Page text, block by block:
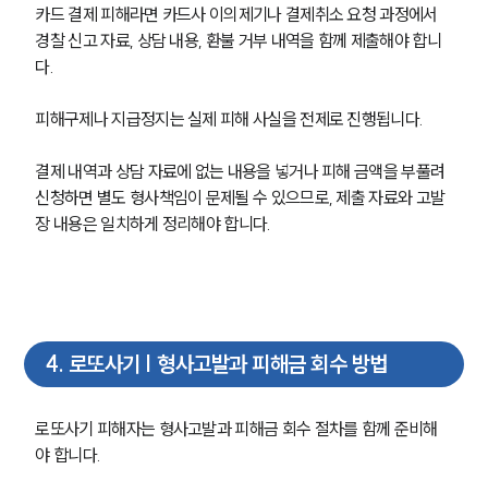
카드 결제 피해라면 카드사 이의제기나 결제취소 요청 과정에서
경찰 신고 자료, 상담 내용, 환불 거부 내역을 함께 제출해야 합니
다.
피해구제나 지급정지는 실제 피해 사실을 전제로 진행됩니다.
결제 내역과 상담 자료에 없는 내용을 넣거나 피해 금액을 부풀려
신청하면 별도 형사책임이 문제될 수 있으므로, 제출 자료와 고발
장 내용은 일치하게 정리해야 합니다.
4. 로또사기 | 형사고발과 피해금 회수 방법
로또사기 피해자는 형사고발과 피해금 회수 절차를 함께 준비해
야 합니다.